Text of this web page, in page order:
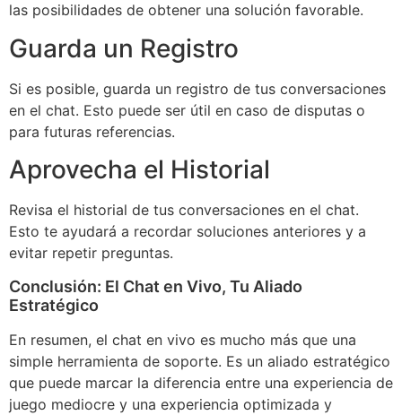
las posibilidades de obtener una solución favorable.
Guarda un Registro
Si es posible, guarda un registro de tus conversaciones
en el chat. Esto puede ser útil en caso de disputas o
para futuras referencias.
Aprovecha el Historial
Revisa el historial de tus conversaciones en el chat.
Esto te ayudará a recordar soluciones anteriores y a
evitar repetir preguntas.
Conclusión: El Chat en Vivo, Tu Aliado
Estratégico
En resumen, el chat en vivo es mucho más que una
simple herramienta de soporte. Es un aliado estratégico
que puede marcar la diferencia entre una experiencia de
juego mediocre y una experiencia optimizada y